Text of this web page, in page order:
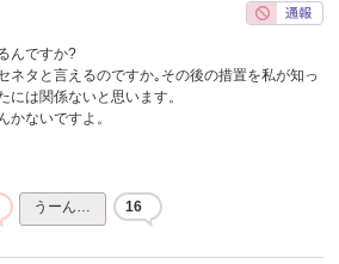
んですか?
ネタと言えるのですか｡その後の措置を私が知っ
には関係ないと思います。
かないですよ。
うーん… 16